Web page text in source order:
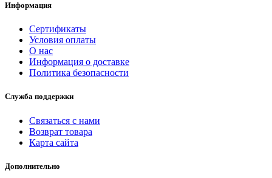
Информация
Сертификаты
Условия оплаты
О нас
Информация о доставке
Политика безопасности
Служба поддержки
Связаться с нами
Возврат товара
Карта сайта
Дополнительно